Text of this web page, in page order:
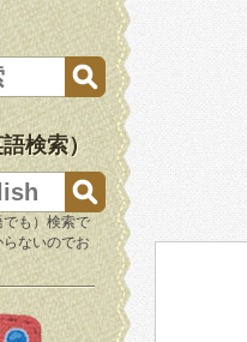
検索）
も）検索で
ないのでお